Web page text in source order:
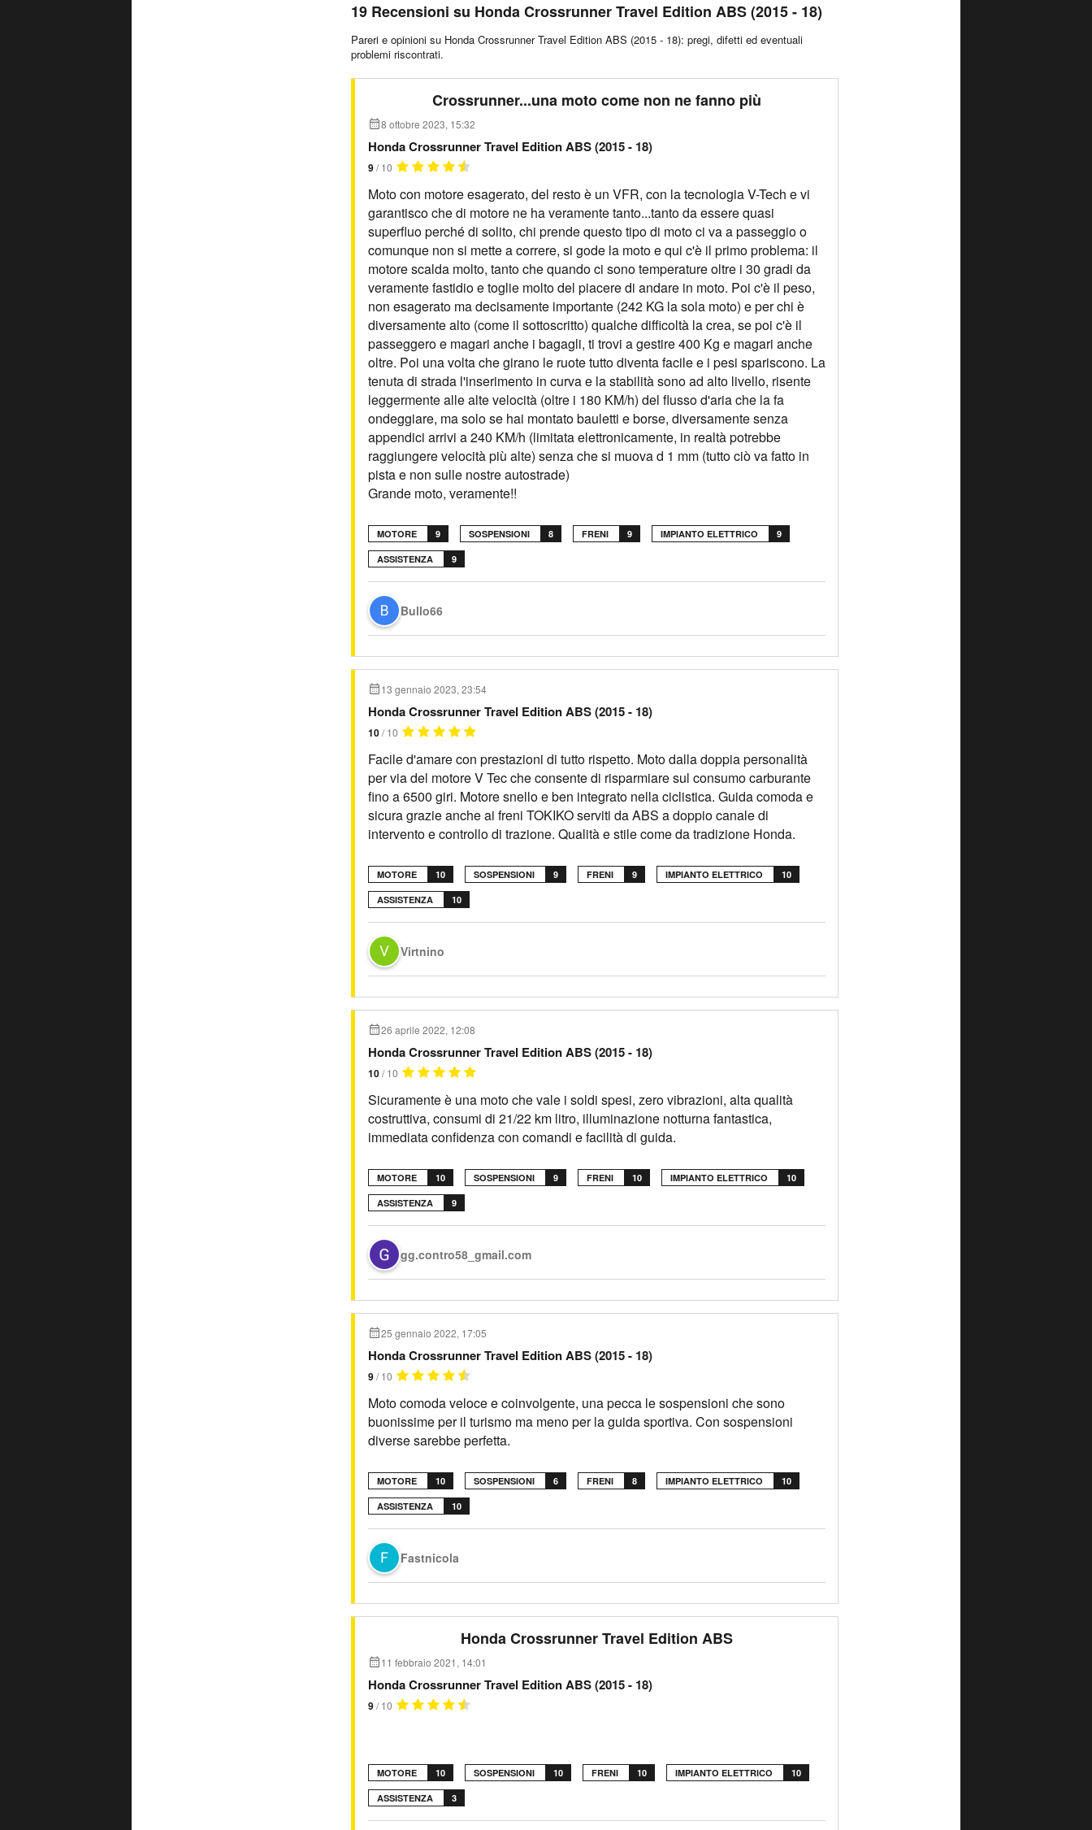
19 Recensioni su Honda Crossrunner Travel Edition ABS (2015 - 18)
Pareri e opinioni su Honda Crossrunner Travel Edition ABS (2015 - 18): pregi, difetti ed eventuali
problemi riscontrati.
Crossrunner...una moto come non ne fanno più
8 ottobre 2023, 15:32
Honda Crossrunner Travel Edition ABS (2015 - 18)
9/ 10
Moto con motore esagerato, del resto è un VFR, con la tecnologia V-Tech e vi
garantisco che di motore ne ha veramente tanto...tanto da essere quasi
superfluo perché di solito, chi prende questo tipo di moto ci va a passeggio o
comunque non si mette a correre, si gode la moto e qui c'è il primo problema: il
motore scalda molto, tanto che quando ci sono temperature oltre i 30 gradi da
veramente fastidio e toglie molto del piacere di andare in moto. Poi c'è il peso,
non esagerato ma decisamente importante (242 KG la sola moto) e per chi è
diversamente alto (come il sottoscritto) qualche difficoltà la crea, se poi c'è il
passeggero e magari anche i bagagli, ti trovi a gestire 400 Kg e magari anche
oltre. Poi una volta che girano le ruote tutto diventa facile e i pesi spariscono. La
tenuta di strada l'inserimento in curva e la stabilità sono ad alto livello, risente
leggermente alle alte velocità (oltre i 180 KM/h) del flusso d'aria che la fa
ondeggiare, ma solo se hai montato bauletti e borse, diversamente senza
appendici arrivi a 240 KM/h (limitata elettronicamente, in realtà potrebbe
raggiungere velocità più alte) senza che si muova d 1 mm (tutto ciò va fatto in
pista e non sulle nostre autostrade)
Grande moto, veramente!!
MOTORE 9 SOSPENSIONI 8 FRENI 9 IMPIANTO ELETTRICO 9
ASSISTENZA 9
Bullo66
13 gennaio 2023, 23:54
Honda Crossrunner Travel Edition ABS (2015 - 18)
10/ 10
Facile d'amare con prestazioni di tutto rispetto. Moto dalla doppia personalità
per via del motore V Tec che consente di risparmiare sul consumo carburante
fino a 6500 giri. Motore snello e ben integrato nella ciclistica. Guida comoda e
sicura grazie anche ai freni TOKIKO serviti da ABS a doppio canale di
intervento e controllo di trazione. Qualità e stile come da tradizione Honda.
MOTORE 10 SOSPENSIONI 9 FRENI 9 IMPIANTO ELETTRICO 10
ASSISTENZA 10
Virtnino
26 aprile 2022, 12:08
Honda Crossrunner Travel Edition ABS (2015 - 18)
10/ 10
Sicuramente è una moto che vale i soldi spesi, zero vibrazioni, alta qualità
costruttiva, consumi di 21/22 km litro, illuminazione notturna fantastica,
immediata confidenza con comandi e facilità di guida.
MOTORE 10 SOSPENSIONI 9 FRENI 10 IMPIANTO ELETTRICO 10
ASSISTENZA 9
gg.contro58_gmail.com
25 gennaio 2022, 17:05
Honda Crossrunner Travel Edition ABS (2015 - 18)
9/ 10
Moto comoda veloce e coinvolgente, una pecca le sospensioni che sono
buonissime per il turismo ma meno per la guida sportiva. Con sospensioni
diverse sarebbe perfetta.
MOTORE 10 SOSPENSIONI 6 FRENI 8 IMPIANTO ELETTRICO 10
ASSISTENZA 10
Fastnicola
Honda Crossrunner Travel Edition ABS
11 febbraio 2021, 14:01
Honda Crossrunner Travel Edition ABS (2015 - 18)
9/ 10
MOTORE 10 SOSPENSIONI 10 FRENI 10 IMPIANTO ELETTRICO 10
ASSISTENZA 3